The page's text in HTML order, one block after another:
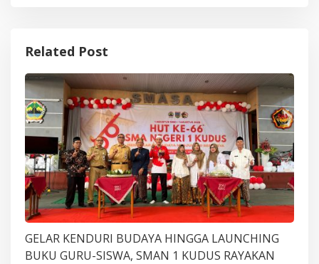
Related Post
GELAR KENDURI BUDAYA HINGGA LAUNCHING
BUKU GURU-SISWA, SMAN 1 KUDUS RAYAKAN